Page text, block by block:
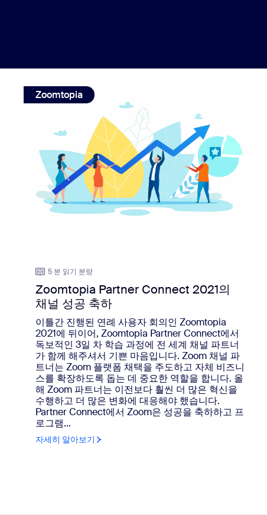
view: Zoomtopia Partner Connect 2021의 채널 성공 축하
Zoomtopia
5 분 읽기 분량
Zoomtopia Partner Connect 2021의
채널 성공 축하
이틀간 진행된 연례 사용자 회의인 Zoomtopia
2021에 뒤이어, Zoomtopia Partner Connect에서
독보적인 3일 차 학습 과정에 전 세계 채널 파트너
가 함께 해주셔서 기쁜 마음입니다. Zoom 채널 파
트너는 Zoom 플랫폼 채택을 주도하고 자체 비즈니
스를 확장하도록 돕는 데 중요한 역할을 합니다. 올
해 Zoom 파트너는 이전보다 훨씬 더 많은 혁신을
수행하고 더 많은 변화에 대응해야 했습니다.
Partner Connect에서 Zoom은 성공을 축하하고 프
로그램...
자세히 알아보기